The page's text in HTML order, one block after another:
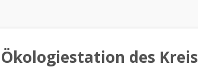
Ökologiestation des